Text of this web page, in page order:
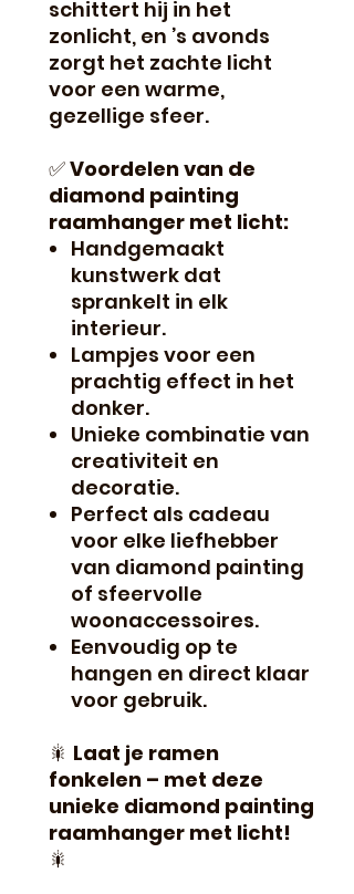
schittert hij in het
zonlicht, en ’s avonds
zorgt het zachte licht
voor een warme,
gezellige sfeer.
✅Voordelen van de
diamond painting
raamhanger met licht:
Handgemaakt
kunstwerk dat
sprankelt in elk
interieur.
Lampjes voor een
prachtig effect in het
donker.
Unieke combinatie van
creativiteit en
decoratie.
Perfect als cadeau
voor elke liefhebber
van diamond painting
of sfeervolle
woonaccessoires.
Eenvoudig op te
hangen en direct klaar
voor gebruik.
🎇 Laat je ramen
fonkelen – met deze
unieke diamond painting
raamhanger met licht!
🎇